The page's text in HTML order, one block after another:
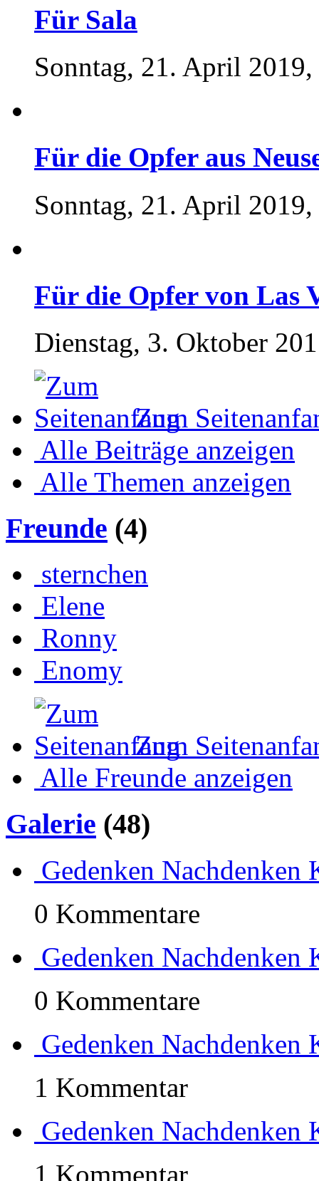
Für Sala
Sonntag, 21. April
Für die Opfer aus
Sonntag, 21. April
Für die Opfer von Las
Dienstag, 3. Oktober
Zum
Alle Beiträge anzeigen
Alle Themen anzeigen
Freunde (4)
sternchen
Elene
Ronny
Enomy
Zum
Alle Freunde anzeigen
Galerie (48)
Gedenken Nachdenken
0 Kommentare
Gedenken Nachdenken
0 Kommentare
Gedenken Nachdenken
1 Kommentar
Gedenken Nachdenken
1 Kommentar